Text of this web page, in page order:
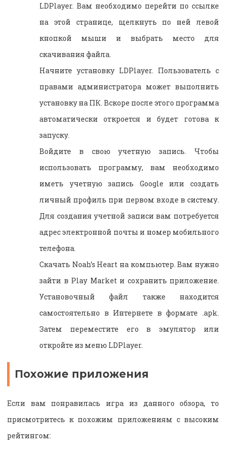
LDPlayer. Вам необходимо перейти по ссылке
на этой странице, щелкнуть по ней левой
кнопкой мыши и выбрать место для
скачивания файла.
Начните установку LDPlayer. Пользователь с
правами администратора может выполнить
установку на ПК. Вскоре после этого программа
автоматически откроется и будет готова к
запуску.
Войдите в свою учетную запись. Чтобы
использовать программу, вам необходимо
иметь учетную запись Google или создать
личный профиль при первом входе в систему.
Для создания учетной записи вам потребуется
адрес электронной почты и номер мобильного
телефона.
Скачать Noah’s Heart на компьютер. Вам нужно
зайти в Play Market и сохранить приложение.
Установочный файл также находится
самостоятельно в Интернете в формате .aрk.
Затем переместите его в эмулятор или
откройте из меню LDPlayer.
Похожие приложения
Если вам понравилась игра из данного обзора, то
присмотритесь к похожим приложениям с высоким
рейтингом: